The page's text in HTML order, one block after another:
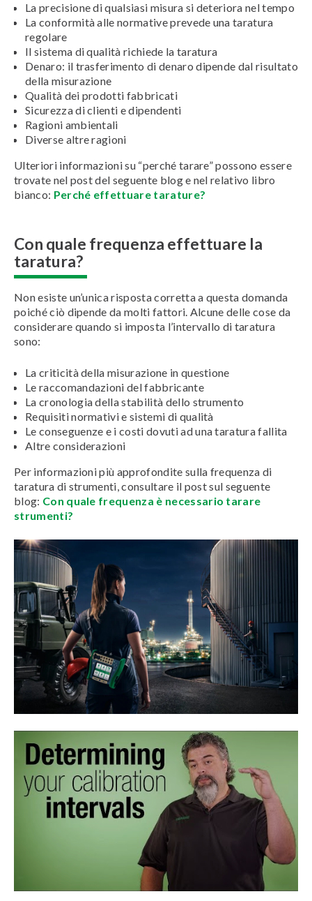
La precisione di qualsiasi misura si deteriora nel tempo
La conformità alle normative prevede una taratura
regolare
Il sistema di qualità richiede la taratura
Denaro: il trasferimento di denaro dipende dal risultato
della misurazione
Qualità dei prodotti fabbricati
Sicurezza di clienti e dipendenti
Ragioni ambientali
Diverse altre ragioni
Ulteriori informazioni su “perché tarare” possono essere
trovate nel post del seguente blog e nel relativo libro
bianco: Perché effettuare tarature?
Con quale frequenza effettuare la
taratura?
Non esiste un’unica risposta corretta a questa domanda
poiché ciò dipende da molti fattori. Alcune delle cose da
considerare quando si imposta l’intervallo di taratura
sono:
La criticità della misurazione in questione
Le raccomandazioni del fabbricante
La cronologia della stabilità dello strumento
Requisiti normativi e sistemi di qualità
Le conseguenze e i costi dovuti ad una taratura fallita
Altre considerazioni
Per informazioni più approfondite sulla frequenza di
taratura di strumenti, consultare il post sul seguente
blog: Con quale frequenza è necessario tarare
strumenti?